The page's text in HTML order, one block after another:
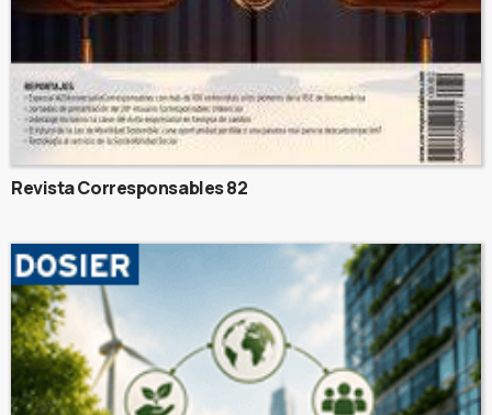
Revista Corresponsables 82